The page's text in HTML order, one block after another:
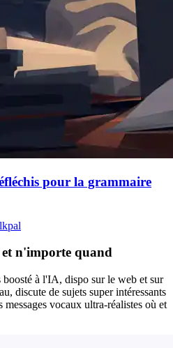
pour la grammaire
n'importe quand
à l'IA, dispo sur le web et sur
discute de sujets super intéressants
vocaux ultra-réalistes où et